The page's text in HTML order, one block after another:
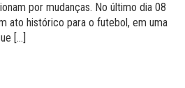
por mudanças. No último dia 08
ato histórico para o futebol, em uma
[…]